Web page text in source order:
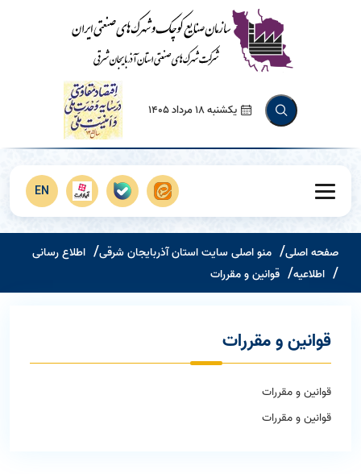
یکشنبه 18 مرداد 1405
EN
صفحه اصلی منو اصلی سایت استان آذربایجان شرقی
اطلاع رسانی
اطلاعیه
قوانین و مقررات
قوانین و مقررات
قوانین و مقررات
قوانین و مقررات